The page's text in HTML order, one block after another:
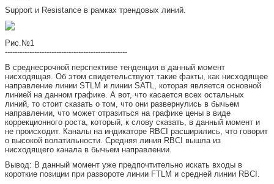
Support и Resistance в рамках трендовых линий.
Рис.№1
--------------------------------------------------
В среднесрочной перспективе тенденция в данный момент
нисходящая. Об этом свидетельствуют такие факты, как нисходящее
направление линии STLM и линии SATL, которая является основной
линией на данном графике. А вот, что касается всех остальных
линий, то стоит сказать о том, что они развернулись в бычьем
направлении, что может отразиться на графике цены в виде
коррекционного роста, который, к слову сказать, в данный момент и
не происходит. Каналы на индикаторе RBCI расширились, что говорит
о высокой волатильности. Средняя линия RBCI вышла из
нисходящего канала в бычьем направлении.
Вывод: В данный момент уже предпочтительно искать входы в
короткие позиции при развороте линии FTLM и средней линии RBCI.